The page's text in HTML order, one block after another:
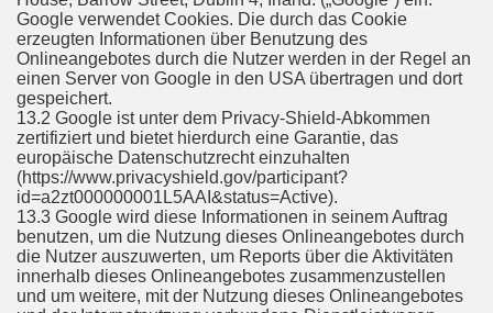
Google verwendet Cookies. Die durch das Cookie
erzeugten Informationen über Benutzung des
Onlineangebotes durch die Nutzer werden in der Regel an
einen Server von Google in den USA übertragen und dort
gespeichert.
13.2 Google ist unter dem Privacy-Shield-Abkommen
zertifiziert und bietet hierdurch eine Garantie, das
europäische Datenschutzrecht einzuhalten
(https://www.privacyshield.gov/participant?
id=a2zt000000001L5AAI&status=Active).
13.3 Google wird diese Informationen in seinem Auftrag
benutzen, um die Nutzung dieses Onlineangebotes durch
die Nutzer auszuwerten, um Reports über die Aktivitäten
innerhalb dieses Onlineangebotes zusammenzustellen
und um weitere, mit der Nutzung dieses Onlineangebotes